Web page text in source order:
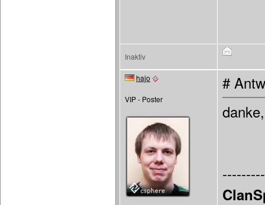
Inaktiv
hajo
VIP - Poster
#